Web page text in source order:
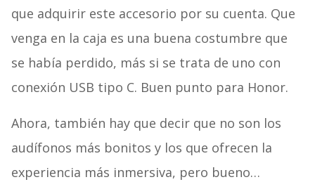
que adquirir este accesorio por su cuenta. Que
venga en la caja es una buena costumbre que
se había perdido, más si se trata de uno con
conexión USB tipo C. Buen punto para Honor.
Ahora, también hay que decir que no son los
audífonos más bonitos y los que ofrecen la
experiencia más inmersiva, pero bueno…